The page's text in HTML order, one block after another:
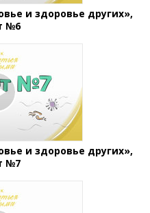
и здоровье других»,
№6
и здоровье других»,
№7